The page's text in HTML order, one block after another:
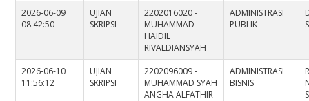
2026-06-09
08:42:50
UJIAN
SKRIPSI
2202016020 -
MUHAMMAD
HAIDIL
RIVALDIANSYAH
ADMINISTRASI
PUBLIK
2026-06-10
11:56:12
UJIAN
SKRIPSI
2202096009 -
MUHAMMAD SYAH
ANGHA ALFATHIR
ADMINISTRASI
BISNIS